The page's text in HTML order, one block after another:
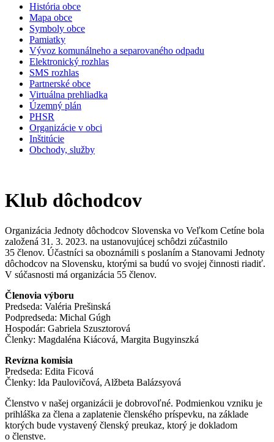
História obce
Mapa obce
Symboly obce
Pamiatky
Vývoz komunálneho a separovaného odpadu
Elektronický rozhlas
SMS rozhlas
Partnerské obce
Virtuálna prehliadka
Územný plán
PHSR
Organizácie v obci
Inštitúcie
Obchody, služby
Klub dôchodcov
Organizácia Jednoty dôchodcov Slovenska vo Veľkom Cetíne bola
založená 31. 3. 2023. na ustanovujúcej schôdzi zúčastnilo
35 členov. Účastníci sa oboznámili s poslaním a Stanovami Jednoty
dôchodcov na Slovensku, ktorými sa budú vo svojej činnosti riadiť.
V súčasnosti má organizácia 55 členov.
Členovia výboru
Predseda: Valéria Prešinská
Podpredseda: Michal Gúgh
Hospodár: Gabriela Szusztorová
Členky: Magdaléna Kiácová, Margita Bugyinszká
Revízna komisia
Predseda: Edita Ficová
Členky: lda Paulovičová, Alžbeta Balázsyová
Členstvo v našej organizácii je dobrovoľné. Podmienkou vzniku je
prihláška za člena a zaplatenie členského príspevku, na základe
ktorých bude vystavený členský preukaz, ktorý je dokladom
o členstve.